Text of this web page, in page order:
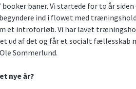
baner. Vi startede for to år siden
ind i flowet med
et introforløb. Vi har lavet
ud af det og får et socialt fællesskab
Sommerlund.
nye år?